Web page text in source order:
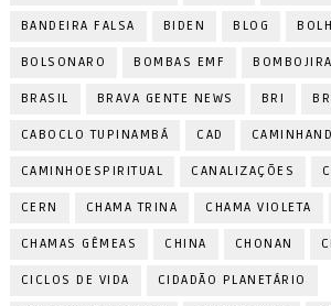
BANDEIRA FALSA BIDEN BLOG
BOLSONARO BOMBAS EMF BOMBOJIRA
BRASIL BRAVA GENTE NEWS BRI
CABOCLO TUPINAMBÁ CAD
CAMINHOESPIRITUAL CANALIZAÇÕES
CERN CHAMA TRINA CHAMA VIOLETA
CHAMAS GÊMEAS CHINA CHONAN
CICLOS DE VIDA CIDADÃO PLANETÁRIO